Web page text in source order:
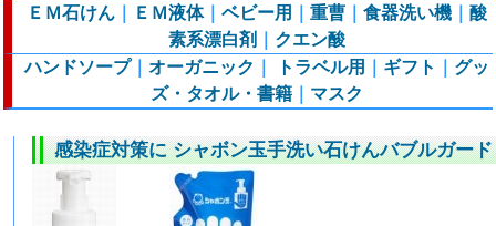
ＥＭ石けん
ＥＭ液体｜ ベビー用 重曹 食器洗い機
酸
素系漂白剤
クエン酸
ハンドソープ｜ オーガニック トラベル用 ギフト
グッ
ズ・タオル・書籍
マスク
感染症対策に シャボン玉手洗い石けんバブルガード